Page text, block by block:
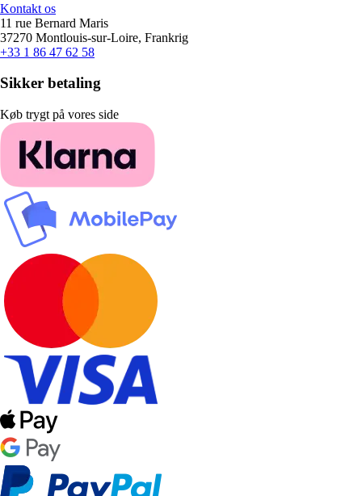
Kontakt os
11 rue Bernard Maris
37270 Montlouis-sur-Loire, Frankrig
+33 1 86 47 62 58
Sikker betaling
Køb trygt på vores side